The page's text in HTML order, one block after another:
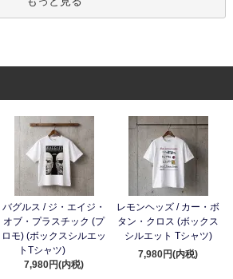
バグルス / ジ・エイジ・
オブ・プラスチック (プ
ロモ) (ボックスシルエッ
トTシャツ)
7,980円(内税)
レモンヘッズ / カー・ボ
タン・クロス (ボックス
シルエット Tシャツ)
7,980円(内税)